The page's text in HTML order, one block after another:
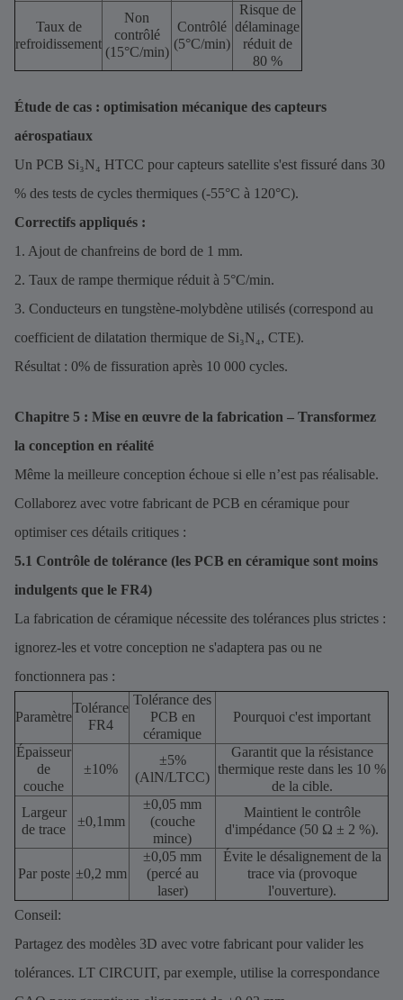
Taux de
refroidissement
Non
contrôlé
(15°C/min)
Contrôlé
(5°C/min)
Risque de
délaminage
réduit de
80 %
Étude de cas : optimisation mécanique des capteurs
aérospatiaux
Un PCB Si₃N₄ HTCC pour capteurs satellite s'est fissuré dans 30
% des tests de cycles thermiques (-55°C à 120°C).
Correctifs appliqués :
1. Ajout de chanfreins de bord de 1 mm.
2. Taux de rampe thermique réduit à 5°C/min.
3. Conducteurs en tungstène-molybdène utilisés (correspond au
coefficient de dilatation thermique de Si₃N₄, CTE).
Résultat : 0% de fissuration après 10 000 cycles.
Chapitre 5 : Mise en œuvre de la fabrication – Transformez
la conception en réalité
Même la meilleure conception échoue si elle n’est pas réalisable.
Collaborez avec votre fabricant de PCB en céramique pour
optimiser ces détails critiques :
5.1 Contrôle de tolérance (les PCB en céramique sont moins
indulgents que le FR4)
La fabrication de céramique nécessite des tolérances plus strictes :
ignorez-les et votre conception ne s'adaptera pas ou ne
fonctionnera pas :
Paramètre
Tolérance
FR4
Tolérance des
PCB en
céramique
Pourquoi c'est important
Épaisseur
de
couche
±10%
±5%
(AlN/LTCC)
Garantit que la résistance
thermique reste dans les 10 %
de la cible.
Largeur
de trace
±0,1mm
±0,05 mm
(couche
mince)
Maintient le contrôle
d'impédance (50 Ω ± 2 %).
Par poste ±0,2 mm
±0,05 mm
(percé au
laser)
Évite le désalignement de la
trace via (provoque
l'ouverture).
Conseil:
Partagez des modèles 3D avec votre fabricant pour valider les
tolérances. LT CIRCUIT, par exemple, utilise la correspondance